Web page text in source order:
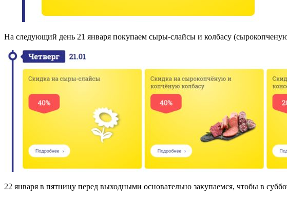
На следующий день 21 января покупаем сыры-слайсы и колбасу
22 января в пятницу перед выходными основательно закупаемся, чтобы в